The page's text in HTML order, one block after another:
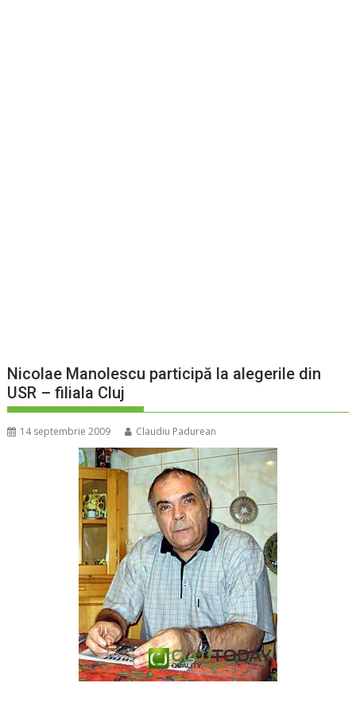
Nicolae Manolescu participă la alegerile din
USR – filiala Cluj
14 septembrie 2009 Claudiu Padurean